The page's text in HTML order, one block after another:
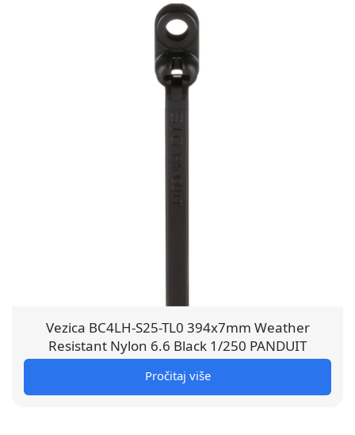
Vezica BC4LH-S25-TL0 394x7mm Weather
Resistant Nylon 6.6 Black 1/250 PANDUIT
Pročitaj više